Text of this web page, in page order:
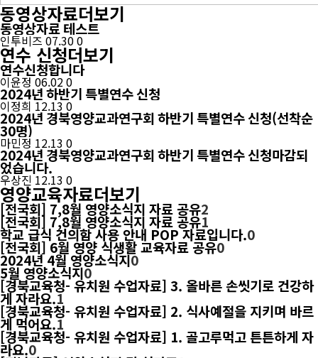
동영상자료더보기
동영상자료 테스트
인투비즈 07.300
연수 신청더보기
연수신청합니다
이윤정06.020
2024년 하반기 특별연수 신청
이정희 12.130
2024년 경북영양교과연구회 하반기 특별연수 신청(선착순
30명)
마민정 12.13 0
2024년 경북영양교과연구회 하반기 특별연수 신청마감되
었습니다.
우상진 12.13 0
영양교육자료더보기
[전국회] 7,8월 영양소식지 자료 공유2
[전국회] 7,8월 영양소식지 자료 공유1
학교 급식 건의함 사용 안내 POP 자료입니다.0
[전국회] 6월 영양 식생활 교육자료 공유0
2024년 4월 영양소식지0
5월 영양소식지0
[경북교육청- 유치원 수업자료] 3. 올바른 손씻기로 건강하
게 자라요.1
[경북교육청- 유치원 수업자료] 2. 식사예절을 지키며 바르
게 먹어요.1
[경북교육청- 유치원 수업자료] 1. 골고루먹고 튼튼하게 자
라요.0